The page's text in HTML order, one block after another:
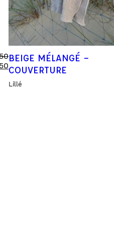
BEIGE MÉLANGÉ –
COUVERTURE
Lillé